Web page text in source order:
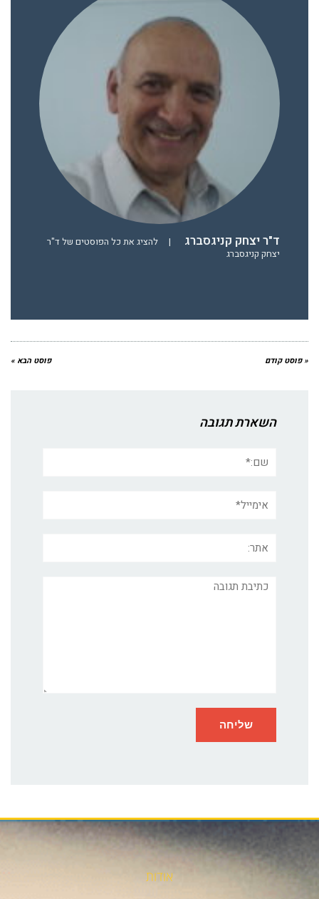
ד"ר יצחק קניגסברג |
להציג את כל הפוסטים של ד"ר
יצחק קניגסברג
« פוסט קודם פוסט הבא »
השארת תגובה
תגובה
אודות